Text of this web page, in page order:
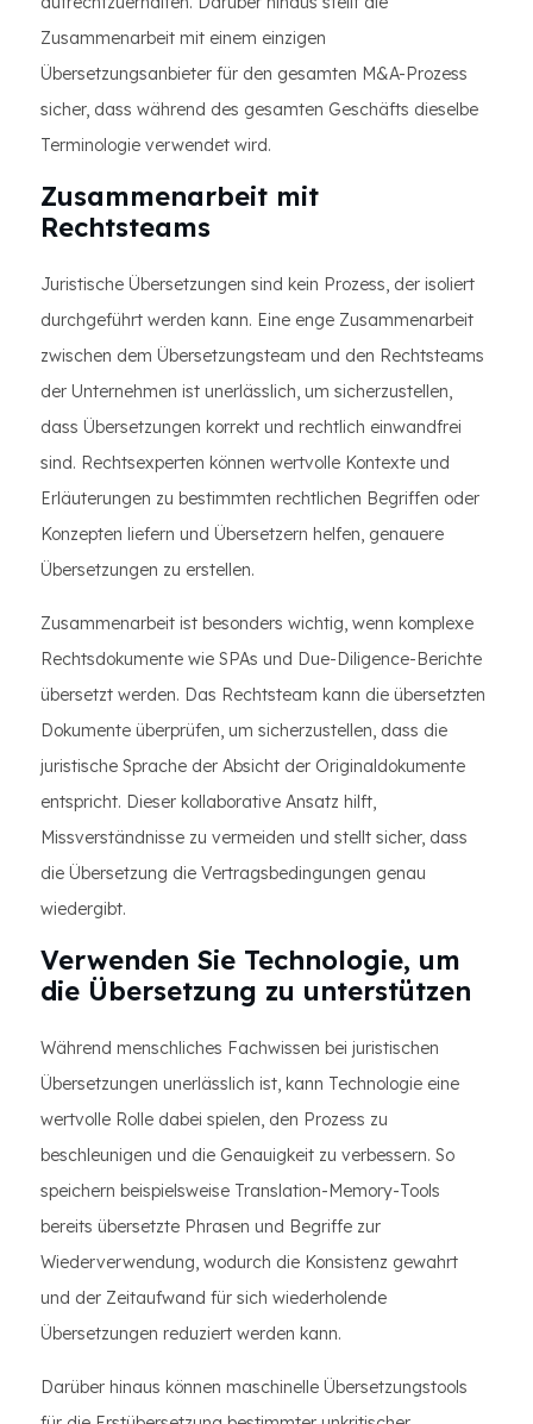
Zusammenarbeit mit einem einzigen
Übersetzungsanbieter für den gesamten M&A-Prozess
sicher, dass während des gesamten Geschäfts dieselbe
Terminologie verwendet wird.
Zusammenarbeit mit
Rechtsteams
Juristische Übersetzungen sind kein Prozess, der isoliert
durchgeführt werden kann. Eine enge Zusammenarbeit
zwischen dem Übersetzungsteam und den Rechtsteams
der Unternehmen ist unerlässlich, um sicherzustellen,
dass Übersetzungen korrekt und rechtlich einwandfrei
sind. Rechtsexperten können wertvolle Kontexte und
Erläuterungen zu bestimmten rechtlichen Begriffen oder
Konzepten liefern und Übersetzern helfen, genauere
Übersetzungen zu erstellen.
Zusammenarbeit ist besonders wichtig, wenn komplexe
Rechtsdokumente wie SPAs und Due-Diligence-Berichte
übersetzt werden. Das Rechtsteam kann die übersetzten
Dokumente überprüfen, um sicherzustellen, dass die
juristische Sprache der Absicht der Originaldokumente
entspricht. Dieser kollaborative Ansatz hilft,
Missverständnisse zu vermeiden und stellt sicher, dass
die Übersetzung die Vertragsbedingungen genau
wiedergibt.
Verwenden Sie Technologie, um
die Übersetzung zu unterstützen
Während menschliches Fachwissen bei juristischen
Übersetzungen unerlässlich ist, kann Technologie eine
wertvolle Rolle dabei spielen, den Prozess zu
beschleunigen und die Genauigkeit zu verbessern. So
speichern beispielsweise Translation-Memory-Tools
bereits übersetzte Phrasen und Begriffe zur
Wiederverwendung, wodurch die Konsistenz gewahrt
und der Zeitaufwand für sich wiederholende
Übersetzungen reduziert werden kann.
Darüber hinaus können maschinelle Übersetzungstools